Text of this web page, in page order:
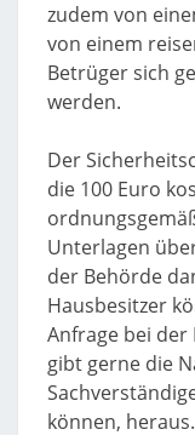
zudem von
von einem
Betrüger sich
werden.
Der
die 100 Euro
Unterlagen
der Behörde
Hausbesitzer
Anfrage bei
gibt gerne die
können,